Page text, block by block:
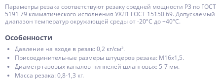
Параметры резака соответствуют резаку средней мощности Р3 по ГОСТ
5191 79 климатического исполнения УХЛ1 ГОСТ 15150 69. Допускаемый
диапазон температур окружающей среды от -20ºC до +40ºС.
Особенности
Давление на входе в резак: 0,2 кг/см².
Присоединительные размеры штуцеров резака: М16х1,5.
Диаметр газовых каналов ниппелей шланговых: 5-7 мм.
Масса резака: 0,8-1,3 кг.